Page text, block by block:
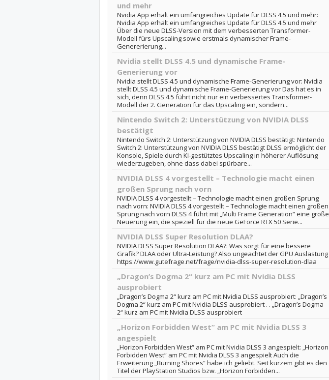
und mehr
Nvidia App erhält ein umfangreiches Update für DLSS 4.5 und mehr:
Nvidia App erhält ein umfangreiches Update für DLSS 4.5 und mehr
Über die neue DLSS-Version mit dem verbesserten Transformer-
Modell fürs Upscaling sowie erstmals dynamischer Frame-
Genererierung...
Nvidia stellt DLSS 4.5 und dynamische Frame-
Generierung vor
Nvidia stellt DLSS 4.5 und dynamische Frame-Generierung vor: Nvidia
stellt DLSS 4.5 und dynamische Frame-Generierung vor Das hat es in
sich, denn DLSS 4.5 führt nicht nur ein verbessertes Transformer-
Modell der 2. Generation für das Upscaling ein, sondern...
Nintendo Switch 2: Unterstützung von NVIDIA DLSS
bestätigt
Nintendo Switch 2: Unterstützung von NVIDIA DLSS bestätigt: Nintendo
Switch 2: Unterstützung von NVIDIA DLSS bestätigt DLSS ermöglicht der
Konsole, Spiele durch KI-gestütztes Upscaling in höherer Auflösung
wiederzugeben, ohne dass dabei spürbare...
NVIDIA DLSS 4 vorgestellt – Technologie macht einen
großen Sprung nach vorn
NVIDIA DLSS 4 vorgestellt – Technologie macht einen großen Sprung
nach vorn: NVIDIA DLSS 4 vorgestellt – Technologie macht einen großen
Sprung nach vorn DLSS 4 führt mit „Multi Frame Generation“ eine große
Neuerung ein, die speziell für die neue GeForce RTX 50 Serie...
NVIDIA DLSS Super Resolution DLAA?
NVIDIA DLSS Super Resolution DLAA?: Was sorgt für eine bessere
Grafik? DLAA oder Ultra-Leistung? Also ungeachtet der GPU Auslastung
https://www.gutefrage.net/frage/nvidia-dlss-super-resolution-dlaa
„Dragon’s Dogma 2“ kurz am PC mit Nvidia DLSS
ausprobiert
„Dragon’s Dogma 2“ kurz am PC mit Nvidia DLSS ausprobiert: „Dragon’s
Dogma 2“ kurz am PC mit Nvidia DLSS ausprobiert . . „Dragon’s Dogma
2“ kurz am PC mit Nvidia DLSS ausprobiert
„Horizon Forbidden West“ am PC mit Nvidia DLSS 3
angespielt
„Horizon Forbidden West“ am PC mit Nvidia DLSS 3 angespielt: „Horizon
Forbidden West“ am PC mit Nvidia DLSS 3 angespielt Auch die
Erweiterung „Burning Shores“ habe ich geliebt. Seit kurzem gibt es den
Titel der PlayStation Studios bzw. „Horizon Forbidden...